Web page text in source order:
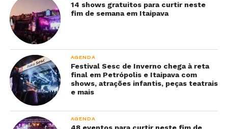
14 shows gratuitos para curtir neste
fim de semana em Itaipava
AGENDA
Festival Sesc de Inverno chega à reta
final em Petrópolis e Itaipava com
shows, atrações infantis, peças teatrais
e mais
AGENDA